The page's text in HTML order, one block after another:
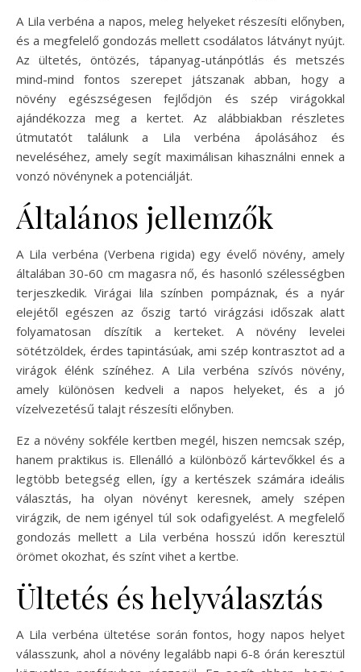
A Lila verbéna a napos, meleg helyeket részesíti előnyben,
és a megfelelő gondozás mellett csodálatos látványt nyújt.
Az ültetés, öntözés, tápanyag-utánpótlás és metszés
mind-mind fontos szerepet játszanak abban, hogy a
növény egészségesen fejlődjön és szép virágokkal
ajándékozza meg a kertet. Az alábbiakban részletes
útmutatót találunk a Lila verbéna ápolásához és
neveléséhez, amely segít maximálisan kihasználni ennek a
vonzó növénynek a potenciálját.
Általános jellemzők
A Lila verbéna (Verbena rigida) egy évelő növény, amely
általában 30-60 cm magasra nő, és hasonló szélességben
terjeszkedik. Virágai lila színben pompáznak, és a nyár
elejétől egészen az őszig tartó virágzási időszak alatt
folyamatosan díszítik a kerteket. A növény levelei
sötétzöldek, érdes tapintásúak, ami szép kontrasztot ad a
virágok élénk színéhez. A Lila verbéna szívós növény,
amely különösen kedveli a napos helyeket, és a jó
vízelvezetésű talajt részesíti előnyben.
Ez a növény sokféle kertben megél, hiszen nemcsak szép,
hanem praktikus is. Ellenálló a különböző kártevőkkel és a
legtöbb betegség ellen, így a kertészek számára ideális
választás, ha olyan növényt keresnek, amely szépen
virágzik, de nem igényel túl sok odafigyelést. A megfelelő
gondozás mellett a Lila verbéna hosszú időn keresztül
örömet okozhat, és színt vihet a kertbe.
Ültetés és helyválasztás
A Lila verbéna ültetése során fontos, hogy napos helyet
válasszunk, ahol a növény legalább napi 6-8 órán keresztül